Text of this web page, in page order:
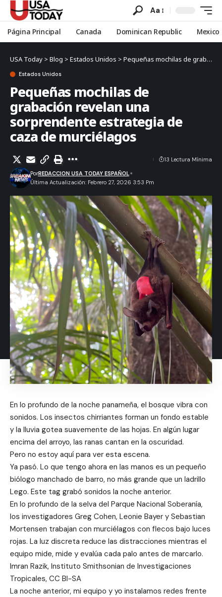
Aa
Página Principal Canada Dominican Republic Mexico
USA Today > Blog > Estados Unidos > Pequeñas mochilas de grabación revelan una sorprendente estrategia de caza de murciélagos
Estados Unidos
Pequeñas mochilas de
grabación revelan una
sorprendente estrategia de
caza de murciélagos
Última Actualización: Febrero 27, 2026 3:53 Pm
PorREDACCION USA TODAY ESPAÑOL
13 Lectura Mínima
En lo profundo de la noche panameña, el bosque vibra con
sonidos. Los insectos chirriantes forman un fondo estable
y la lluvia gotea suavemente de las hojas. En algún lugar
encima del arroyo, las ranas cantan en la oscuridad.
Pero no estoy aquí para ver esta escena.
Ya pasó. Lo que tengo ahora en las manos es un pequeño
biólogo manchado de barro, no más grande que un ladrillo
Lego. Este tag grabó sonidos la noche anterior.
En lo profundo de la selva del Parque Nacional Soberanía,
los investigadores Greg Cohen, Leonie Bayer y Sebastian
Mortensen trabajan con murciélagos con flecos bajo luces
rojas. La luz discreta reduce las distracciones mientras el
equipo mide, mide y evalúa cada palo antes de marcarlo.
Imran Razik, Instituto Smithsonian de Investigaciones
Tropicales, CC BI-SA
La noche anterior, mi equipo y yo instalamos redes frente